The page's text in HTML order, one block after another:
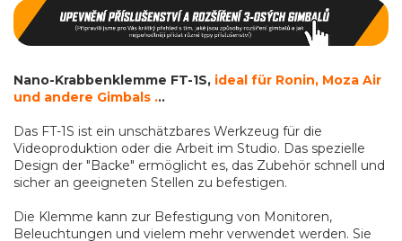
Nano-Krabbenklemme FT-1S, ideal für Ronin, Moza Air
und andere Gimbals ...
Das FT-1S ist ein unschätzbares Werkzeug für die
Videoproduktion oder die Arbeit im Studio. Das spezielle
Design der "Backe" ermöglicht es, das Zubehör schnell und
sicher an geeigneten Stellen zu befestigen.
Die Klemme kann zur Befestigung von Monitoren,
Beleuchtungen und vielem mehr verwendet werden. Sie